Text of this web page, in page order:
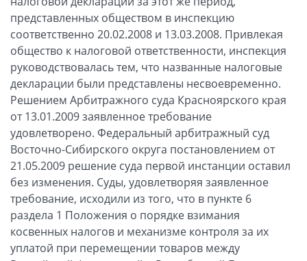
представленных обществом в инспекцию
соответственно 20.02.2008 и 13.03.2008. Привлекая
общество к налоговой ответственности, инспекция
руководствовалась тем, что названные налоговые
декларации были представлены несвоевременно.
Решением Арбитражного суда Красноярского края
от 13.01.2009 заявленное требование
удовлетворено. Федеральный арбитражный суд
Восточно-Сибирского округа постановлением от
21.05.2009 решение суда первой инстанции оставил
без изменения. Суды, удовлетворяя заявленное
требование, исходили из того, что в пункте 6
раздела 1 Положения о порядке взимания
косвенных налогов и механизме контроля за их
уплатой при перемещении товаров между